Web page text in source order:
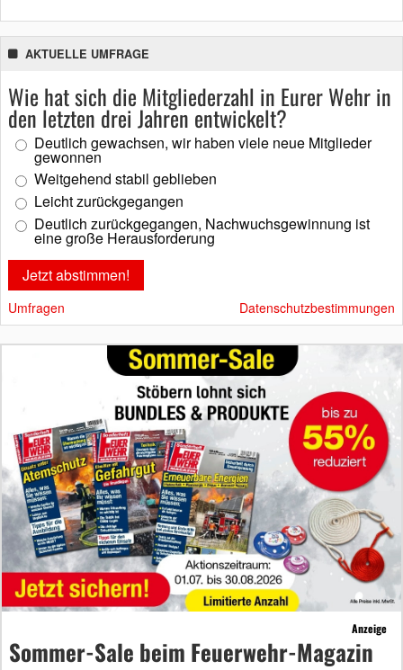
AKTUELLE UMFRAGE
Wie hat sich die Mitgliederzahl in Eurer Wehr in
den letzten drei Jahren entwickelt?
Deutlich gewachsen, wir haben viele neue Mitglieder
gewonnen
Weitgehend stabil geblieben
Leicht zurückgegangen
Deutlich zurückgegangen, Nachwuchsgewinnung ist
eine große Herausforderung
Umfragen Datenschutzbestimmungen
Anzeige
Sommer-Sale beim Feuerwehr-Magazin